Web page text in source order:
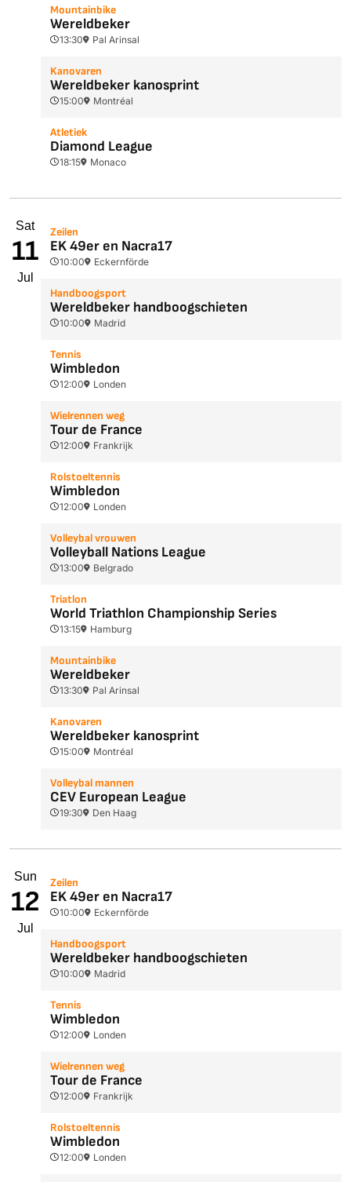
Mountainbike
Wereldbeker
13:30 Pal Arinsal
Kanovaren
Wereldbeker kanosprint
15:00 Montréal
Atletiek
Diamond League
18:15 Monaco
Sat
11
Jul
Zeilen
EK 49er en Nacra17
10:00 Eckernförde
Handboogsport
Wereldbeker handboogschieten
10:00 Madrid
Tennis
Wimbledon
12:00 Londen
Wielrennen weg
Tour de France
12:00 Frankrijk
Rolstoeltennis
Wimbledon
12:00 Londen
Volleybal vrouwen
Volleyball Nations League
13:00 Belgrado
Triatlon
World Triathlon Championship Series
13:15 Hamburg
Mountainbike
Wereldbeker
13:30 Pal Arinsal
Kanovaren
Wereldbeker kanosprint
15:00 Montréal
Volleybal mannen
CEV European League
19:30 Den Haag
Sun
12
Jul
Zeilen
EK 49er en Nacra17
10:00 Eckernförde
Handboogsport
Wereldbeker handboogschieten
10:00 Madrid
Tennis
Wimbledon
12:00 Londen
Wielrennen weg
Tour de France
12:00 Frankrijk
Rolstoeltennis
Wimbledon
12:00 Londen